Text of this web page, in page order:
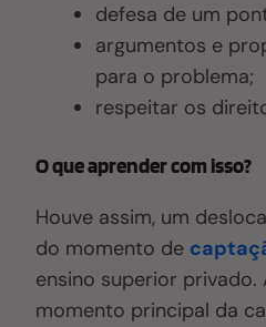
defesa de um
argumentos e
para o problema;
respeitar os
O que aprender com isso?
Houve assim, um
do momento de
ensino superior privado.
momento principal da